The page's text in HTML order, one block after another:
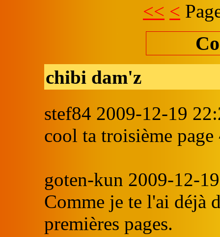
<< <
chibi dam'z
stef84 2009-12-19
cool ta troisième page
goten-kun 2009-12-
Comme je te l'ai déjà
premières pages.